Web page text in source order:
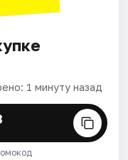
1 минуту назад